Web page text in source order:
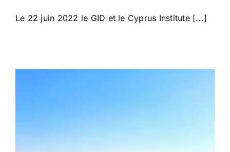
Le 22 juin 2022 le GID et le Cyprus Institute [...]